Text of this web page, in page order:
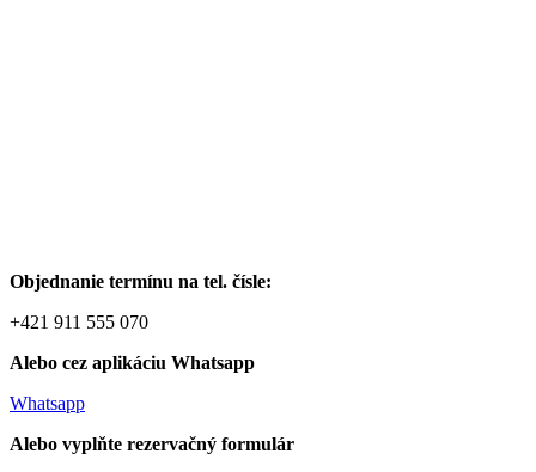
Objednanie termínu na tel. čísle:
+421 911 555 070
Alebo cez aplikáciu Whatsapp
Whatsapp
Alebo vyplňte rezervačný formulár